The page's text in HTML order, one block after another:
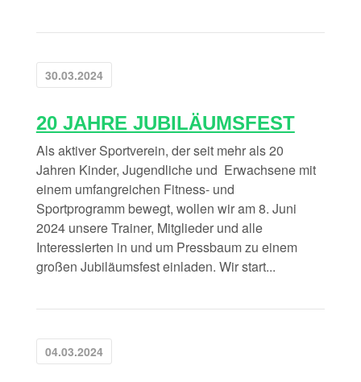
20 JAHRE JUBILÄUMSFEST
Als aktiver Sportverein, der seit mehr als 20
Jahren Kinder, Jugendliche und Erwachsene mit
einem umfangreichen Fitness- und
Sportprogramm bewegt, wollen wir am 8. Juni
2024 unsere Trainer, Mitglieder und alle
Interessierten in und um Pressbaum zu einem
großen Jubiläumsfest einladen. Wir start...
30.03.2024
04.03.2024